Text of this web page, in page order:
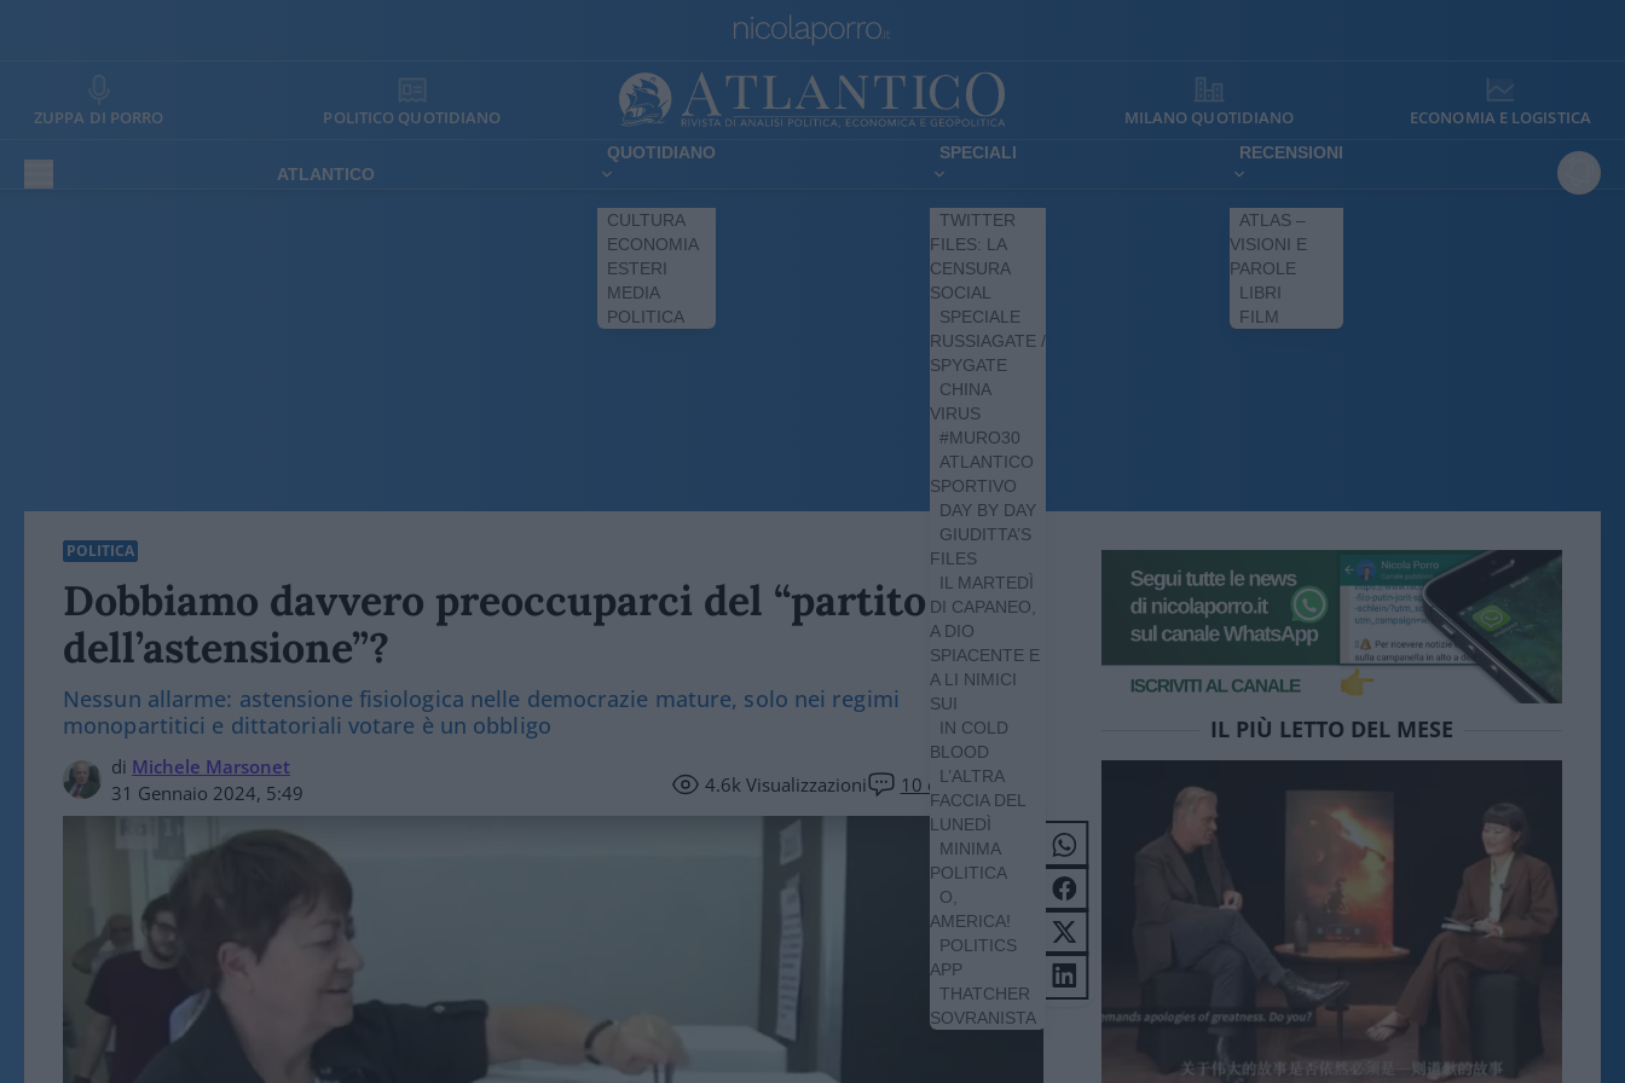
ZUPPA DI PORRO POLITICO QUOTIDIANO MILANO QUOTIDIANO ECONOMIA E LOGISTICA
ATLANTICO
QUOTIDIANO
CULTURA
ECONOMIA
ESTERI
MEDIA
POLITICA
SPECIALI
TWITTER
FILES: LA
CENSURA
SOCIAL
SPECIALE
RUSSIAGATE /
SPYGATE
CHINA
VIRUS
#MURO30
ATLANTICO
SPORTIVO
DAY BY DAY
GIUDITTA’S
FILES
IL MARTEDÌ
DI CAPANEO,
A DIO
SPIACENTE E
A LI NIMICI
SUI
IN COLD
BLOOD
L’ALTRA
FACCIA DEL
LUNEDÌ
MINIMA
POLITICA
O,
AMERICA!
POLITICS
APP
THATCHER
SOVRANISTA
RECENSIONI
ATLAS –
VISIONI E
PAROLE
LIBRI
FILM
POLITICA
Dobbiamo davvero preoccuparci del “partito
dell’astensione”?
Nessun allarme: astensione fisiologica nelle democrazie mature, solo nei regimi
monopartitici e dittatoriali votare è un obbligo
di Michele Marsonet
31 Gennaio 2024, 5:49
4.6k Visualizzazioni 10 commenti
IL PIÙ LETTO DEL MESE